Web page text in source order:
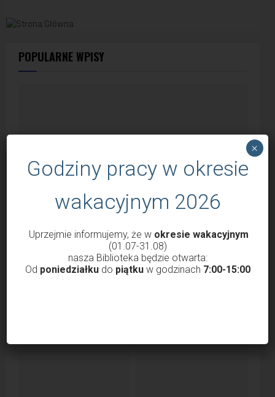
POPULARNE WPISY
Godziny otwarcia Biblioteki od 1 marca
2022
Godziny pracy w okresie
wakacyjnym 2026
Uprzejmie informujemy, że w okresie wakacyjnym
(01.07-31.08)
nasza Biblioteka będzie otwarta:
Od poniedziałkudo piątkuw godzinach 7:00-15:00
×